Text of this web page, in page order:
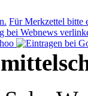
Für Merkzettel bitte